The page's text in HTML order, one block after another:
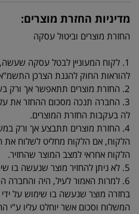
מדיניות החזרת מוצרים:
החזרת מוצרים וביטול עסקה
1. לקוח המעוניין לבטל עסקה
להוראות החוק להגנת הצרכן התשמ"א
2. החזרת מוצרים תתאפשר אך ורק בשלמותם ובאריזתם המקורית.
3. החברה תנכה מסכום ההחזר את
לה בעקבות החזרת המוצרים.
4. החזרת מוצרים תתבצע אך ורק
הלקוח, אם הלקוח מחליט לשלוח את
הלקוח אחראי למצב המוצר שהחזיר.
5. לא ניתן להחזיר מוצר שנעשה בו שימוש.
6. למרות האמור לעיל, היה והחברה
בחזרה מוצר שנעשה בו שימוש על ידי
המשלוח וסכום אשר יוחלט עליו ע"י